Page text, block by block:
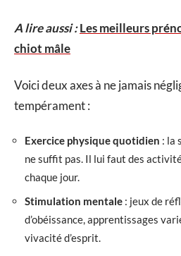
A lire aussi :Les meilleurs
chiot mâle
Voici deux axes à ne jamais
tempérament :
Exercice physique quotidien : la
ne suffit pas. Il lui faut des
chaque jour.
Stimulation mentale : jeux de
d’obéissance, apprentissages
vivacité d’esprit.